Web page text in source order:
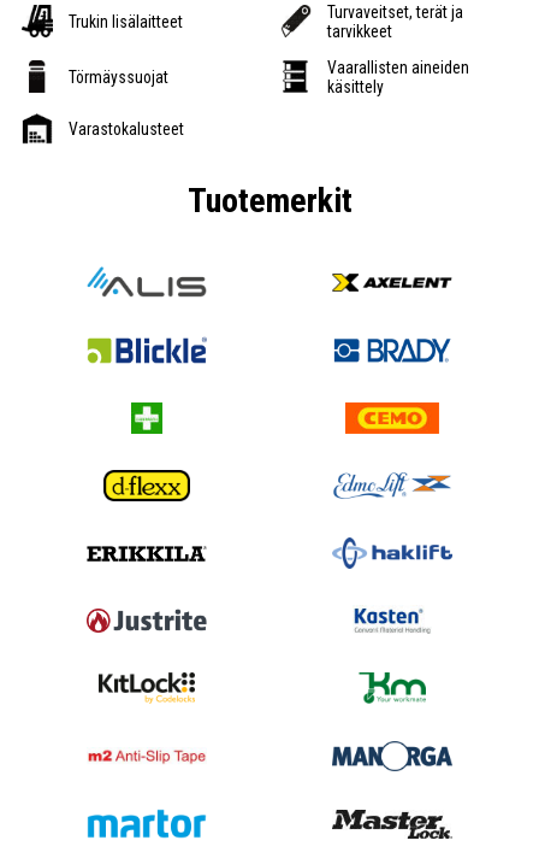
Trukin lisälaitteet
Turvaveitset, terät ja
tarvikkeet
Törmäyssuojat
Vaarallisten aineiden
käsittely
Varastokalusteet
Tuotemerkit